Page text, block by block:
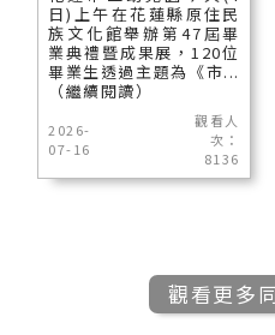
日)上午在花蓮縣原住民
族文化館舉辦第47屆畢
業典禮暨成果展，120位
畢業生透過主題為《市...
（繼續閱讀）
2026-
07-16
觀看人
次：
8136
觀看更多